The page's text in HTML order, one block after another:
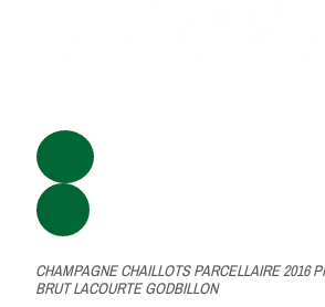
CHAMPAGNE CHAILLOTS PARCELLAIRE 2016
BRUT LACOURTE GODBILLON